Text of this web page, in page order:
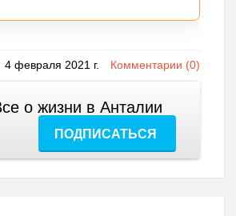
4 февраля 2021 г. Комментарии (0)
о жизни в Анталии
ПОДПИСАТЬСЯ